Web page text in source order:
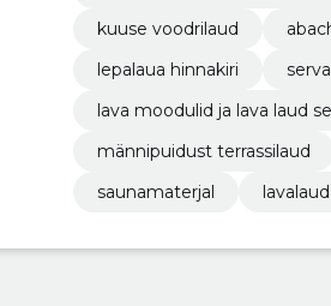
kuuse voodrilaud
lepalaua hinnakiri
lava moodulid ja lava laud
männipuidust terrassilaud
saunamaterjal
lavalaud